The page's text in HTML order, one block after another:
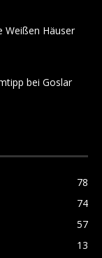
Weißen Häuser
bei Goslar
78
74
57
13